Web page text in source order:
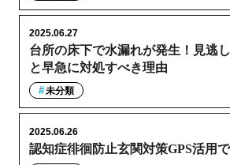
台所の床下で水漏れが発生！見逃
と早急に対処すべき理由
2025.06.27
未分類
認知症徘徊防止玄関対策GPS活用
2025.06.26